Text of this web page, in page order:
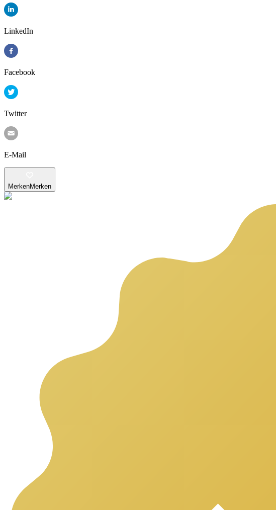
LinkedIn
Facebook
Twitter
E-Mail
MerkenMerken